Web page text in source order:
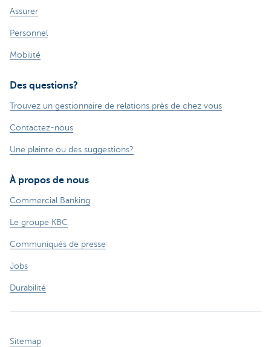
Assurer
Personnel
Mobilité
Des questions?
Trouvez un gestionnaire de relations près de chez vous
Contactez-nous
Une plainte ou des suggestions?
À propos de nous
Commercial Banking
Le groupe KBC
Communiqués de presse
Jobs
Durabilité
Sitemap